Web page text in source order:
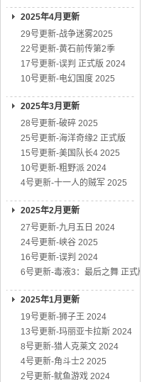
2025年4月更新
29号更新-战争迷雾2025
22号更新-黄石前传第2季
17号更新-误判 正式版 2024
10号更新-电幻国度 2025
2025年3月更新
28号更新-破碎 2025
25号更新-海洋奇缘2 正式版
15号更新-美国队长4 2025
10号更新-粗野派 2024
4号更新-十一人的贼军 2025
2025年2月更新
27号更新-九月五日 2024
24号更新-峡谷 2025
16号更新-误判 2024
6号更新-毒液3：最后之舞 正式版
2025年1月更新
19号更新-狮子王 2024
13号更新-玛丽亚卡拉斯 2024
8号更新-猎人克莱文 2024
4号更新-角斗士2 2025
2号更新-鱿鱼游戏 2024